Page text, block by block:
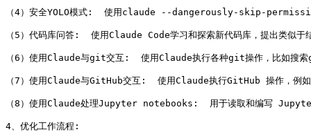
（4）安全YOLO模式:  使用claude --dangerously-skip-permissions
（5）代码库问答:  使用Claude Code学习和探索新代码库，提出类似于
（6）使用Claude与git交互:  使用Claude执行各种git操作，比如搜
（7）使用Claude与GitHub交互:  使用Claude执行GitHub 操作，例
（8）使用Claude处理Jupyter notebooks:  用于读取和编写
4、优化工作流程: